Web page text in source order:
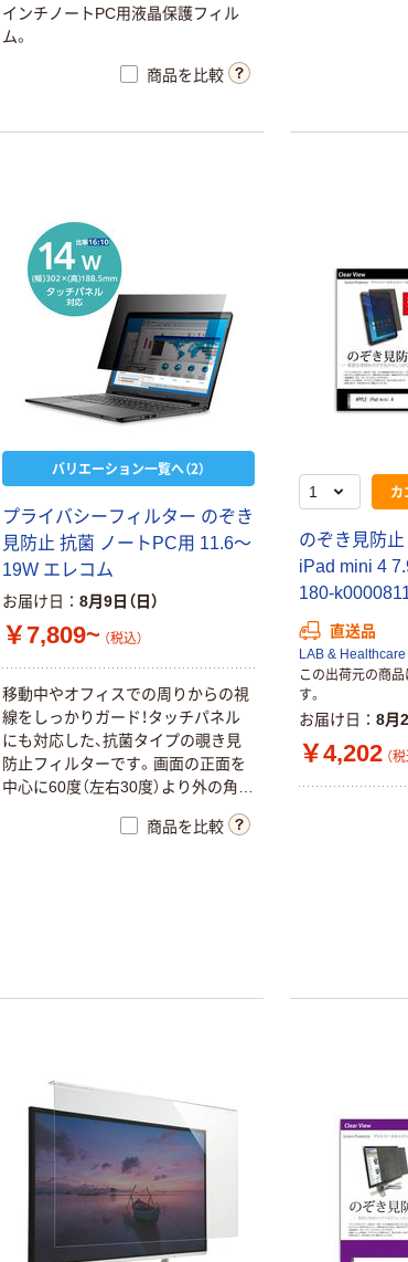
インチノートPC用液晶保護フィル
ム。
商品を比較
バリエーション一覧へ（2）
プライバシーフィルター のぞき
見防止 抗菌 ノートPC用 11.6～
19W エレコム
お届け日 8月9日（日）
￥7,809~ （税込）
移動中やオフィスでの周りからの視
線をしっかりガード！タッチパネル
にも対応した、抗菌タイプの覗き見
防止フィルターです。画面の正面を
中心に60度（左右30度）より外の角度
からは画面がまっ黒に見えるので、
パソコン画面を見られる心配があり
た製品にSIAAマーク表示を認めてい
商品を比較
カ
のぞき見防
iPad mini 4
180-
直送品
LAB &
この出荷元の商
す。
お届け日 8月
￥4,202 （